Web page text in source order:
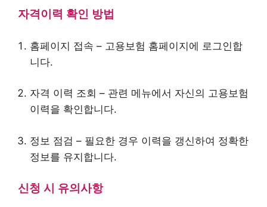
자격이력 확인 방법
홈페이지 접속 – 고용보험 홈페이지에 로그인합
니다.
자격 이력 조회 – 관련 메뉴에서 자신의 고용보험
이력을 확인합니다.
정보 점검 – 필요한 경우 이력을 갱신하여 정확한
정보를 유지합니다.
신청 시 유의사항